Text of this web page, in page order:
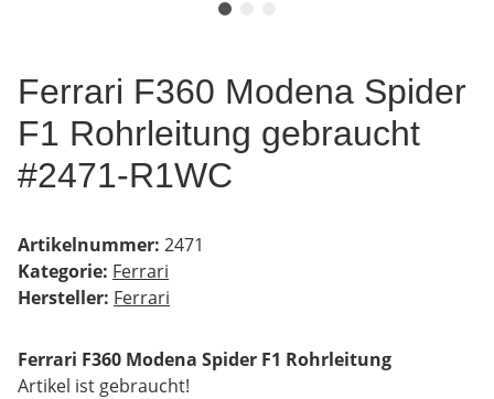
Ferrari F360 Modena Spider
F1 Rohrleitung gebraucht
#2471-R1WC
Artikelnummer: 2471
Kategorie: Ferrari
Hersteller: Ferrari
Ferrari F360 Modena Spider F1 Rohrleitung
Artikel ist gebraucht!